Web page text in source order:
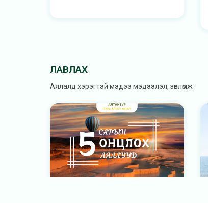
ЛАВЛАХ
Аялалд хэрэгтэй мэдээ мэдээлэл, зөвлөмж